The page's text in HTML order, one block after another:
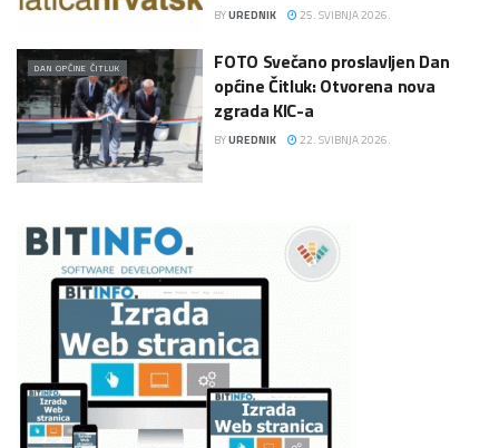
BYUREDNIK 25. SVIBNJA 2026.
DAN OPĆINE ČITLUK
FOTO Svečano proslavljen Dan
općine Čitluk: Otvorena nova
zgrada KIC-a
BYUREDNIK 22. SVIBNJA 2026.